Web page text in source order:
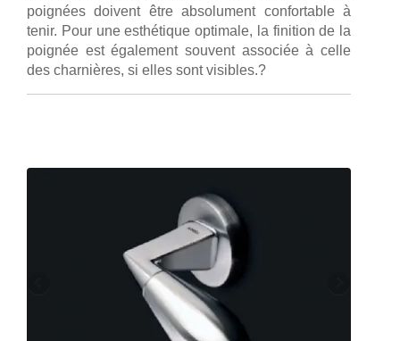
poignées doivent être absolument confortable à
tenir. Pour une esthétique optimale, la finition de la
poignée est également souvent associée à celle
des charnières, si elles sont visibles.?